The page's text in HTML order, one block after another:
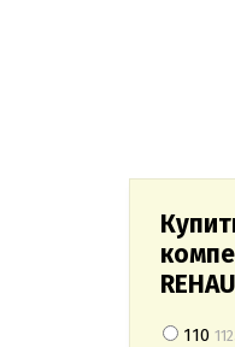
REHAU
110